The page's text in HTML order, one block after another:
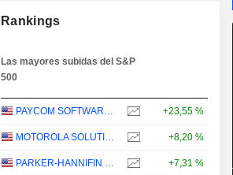
Rankings
Las mayores subidas del S&P
500
PAYCOM SOFTWARE, INC. +23,55 %
MOTOROLA SOLUTIONS, INC. +8,20 %
PARKER-HANNIFIN CORPORATION +7,31 %